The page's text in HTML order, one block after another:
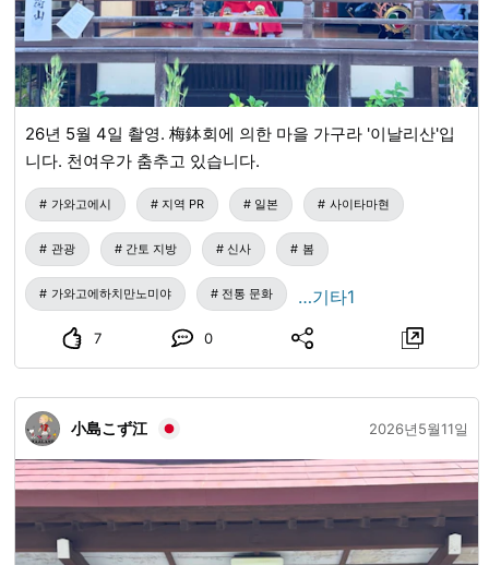
26년 5월 4일 촬영. 梅鉢회에 의한 마을 가구라 '이날리산'입
니다. 천여우가 춤추고 있습니다.
가와고에시 지역 PR 일본 사이타마현
관광 간토 지방 신사 봄
가와고에하치만노미야 전통 문화 …기타1
7 0
小島こず江 2026년5월11일